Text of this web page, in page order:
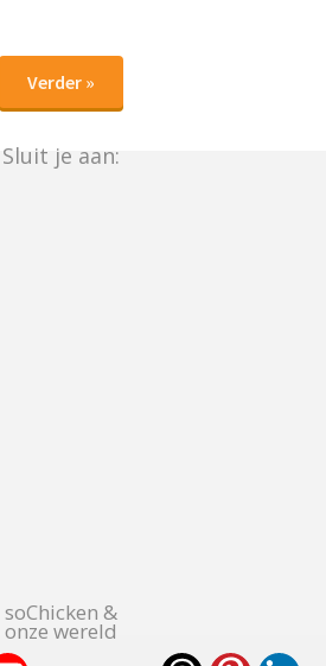
Verder »
Sluit je aan:
soChicken &
onze wereld